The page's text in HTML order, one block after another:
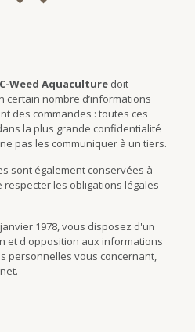
C-Weed Aquaculture doit
certain nombre d’informations
des commandes : toutes ces
la plus grande confidentialité
pas les communiquer à un tiers.
sont également conservées à
les obligations légales
1978, vous disposez d'un
et d'opposition aux informations
personnelles vous concernant,